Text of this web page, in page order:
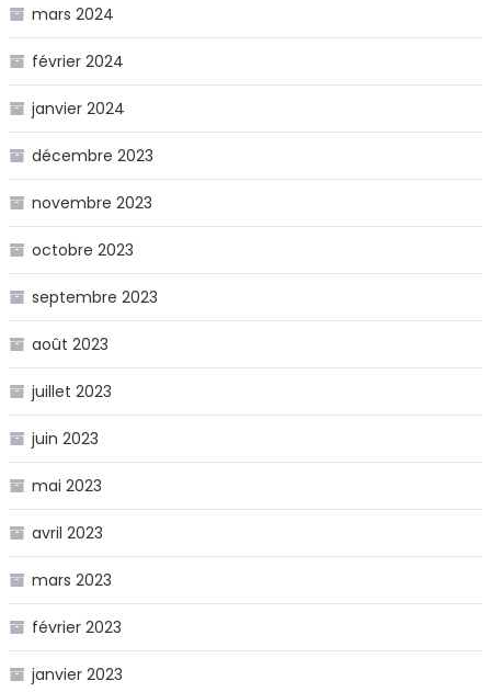
mars 2024
février 2024
janvier 2024
décembre 2023
novembre 2023
octobre 2023
septembre 2023
août 2023
juillet 2023
juin 2023
mai 2023
avril 2023
mars 2023
février 2023
janvier 2023